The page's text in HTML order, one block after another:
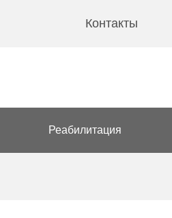
Контакты
Реабилитация